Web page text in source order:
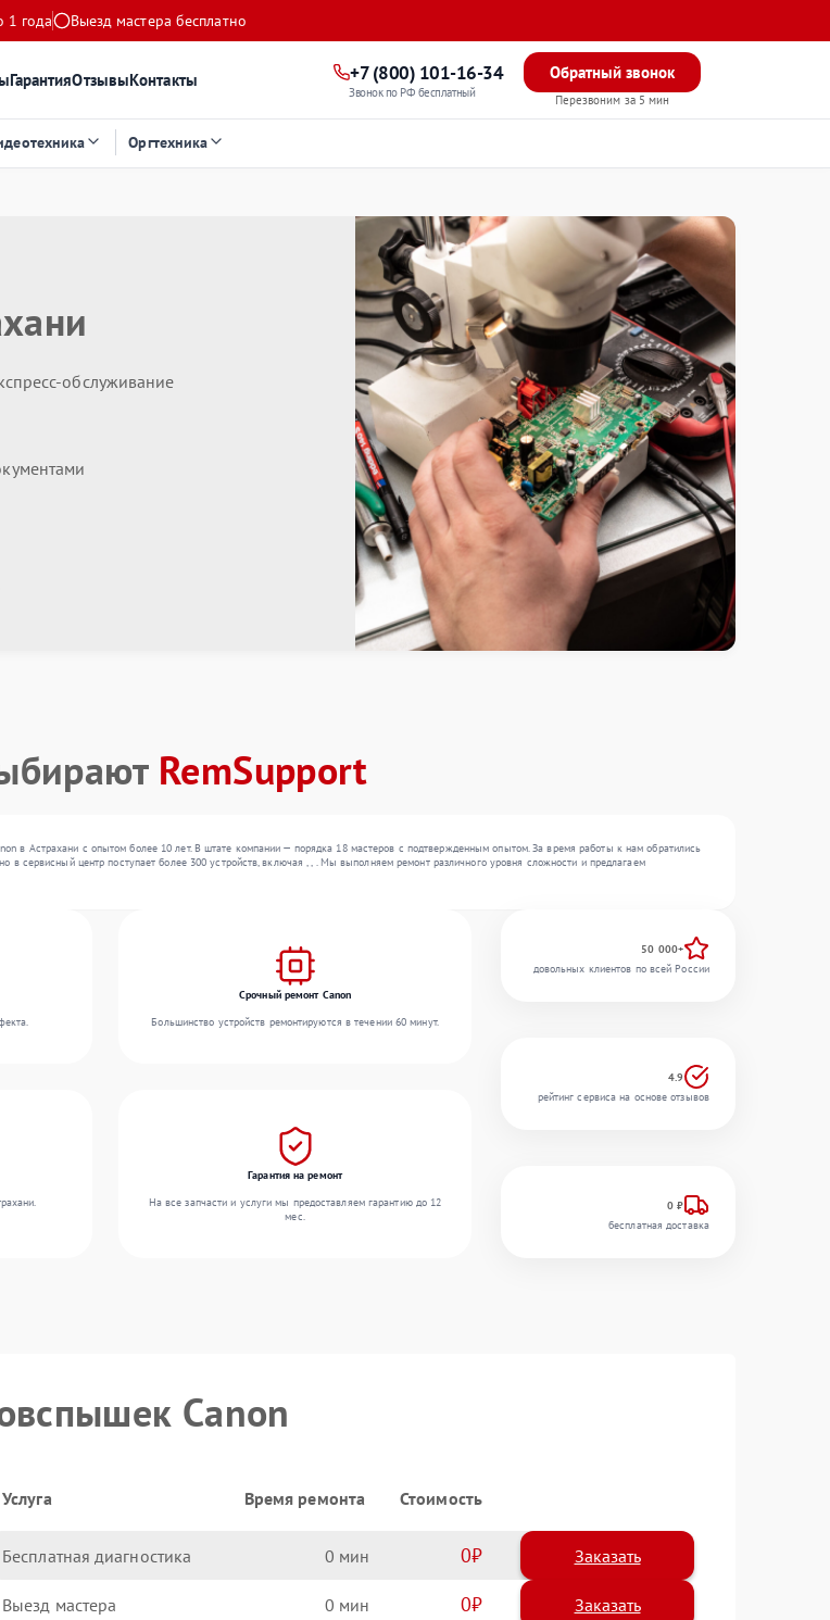
1 года Выезд мастера бесплатно
ГарантияОтзывыКонтакты +7 (800) 101-16-34
Звонок по РФ бесплатный
Обратный звонок
Перезвоним за 5 мин
Оргтехника
обслуживание
RemSupport
в Астрахани с опытом более 10 лет. В штате компании — порядка 18 мастеров с подтвержденным опытом. За время работы к нам обратились
сервисный центр поступает более 300 устройств, включая , , . Мы выполняем ремонт различного уровня сложности и предлагаем
Срочный ремонт Canon
Большинство устройств ремонтируются в течении 60 минут.
Гарантия на ремонт
На все запчасти и услуги мы предоставляем гарантию до 12
мес.
50 000+
довольных клиентов по всей России
4.9
рейтинг сервиса на основе отзывов
0 ₽
бесплатная доставка
Canon
Услуга Время ремонта Стоимость
Бесплатная диагностика 0 0 Заказать
Выезд мастера 0 0 Заказать